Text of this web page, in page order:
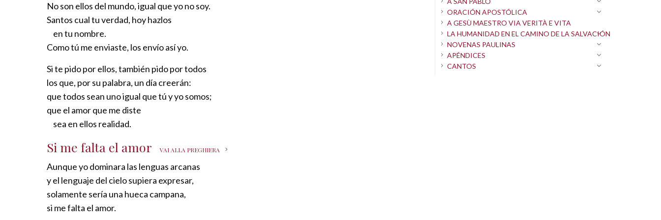
No son ellos del mundo, igual que yo no soy.
Santos cual tu verdad, hoy hazlos
en tu nombre.
Como tú me enviaste, los envío así yo.
Si te pido por ellos, también pido por todos
los que, por su palabra, un día creerán:
que todos sean uno igual que tú y yo somos;
que el amor que me diste
sea en ellos realidad.
Si me falta el amor VAI ALLA PREGHIERA
Aunque yo dominara las lenguas arcanas
y el lenguaje del cielo supiera expresar,
solamente sería una hueca campana,
si me falta el amor.
ORACIÓN APOSTÓLICA
A GESÙ MAESTRO VIA VERITÀ E VITA
LA HUMANIDAD EN EL CAMINO DE LA SALVACIÓN
NOVENAS PAULINAS
APÉNDICES
CANTOS